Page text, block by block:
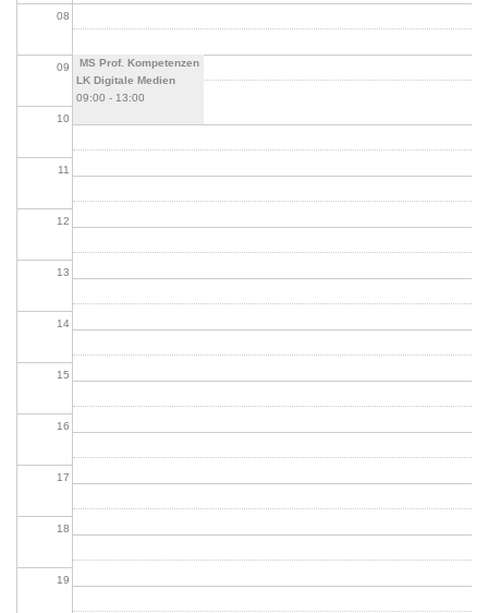
08
09
10
11
12
13
14
15
16
17
18
19
MS Prof. Kompetenzen
LK Digitale Medien
09:00 - 13:00